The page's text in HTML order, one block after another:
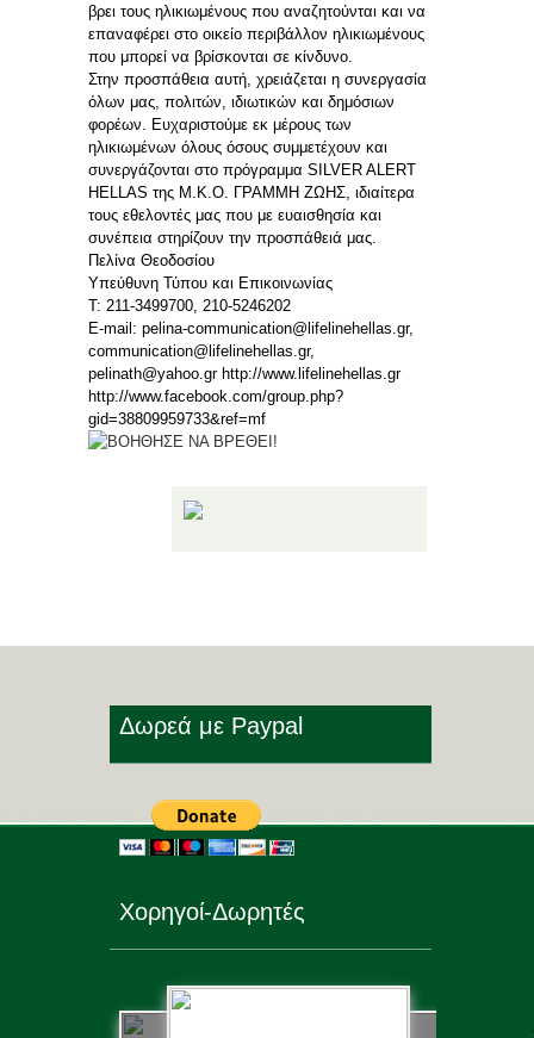
βρει τους ηλικιωμένους που αναζητούνται και να
επαναφέρει στο οικείο περιβάλλον ηλικιωμένους
που μπορεί να βρίσκονται σε κίνδυνο.
Στην προσπάθεια αυτή, χρειάζεται η συνεργασία
όλων μας, πολιτών, ιδιωτικών και δημόσιων
φορέων. Ευχαριστούμε εκ μέρους των
ηλικιωμένων όλους όσους συμμετέχουν και
συνεργάζονται στο πρόγραμμα SILVER ALERT
HELLAS της Μ.Κ.Ο. ΓΡΑΜΜΗ ΖΩΗΣ, ιδιαίτερα
τους εθελοντές μας που με ευαισθησία και
συνέπεια στηρίζουν την προσπάθειά μας.
Πελίνα Θεοδοσίου
Υπεύθυνη Τύπου και Επικοινωνίας
Τ: 211-3499700, 210-5246202
E-mail: pelina-communication@lifelinehellas.gr,
communication@lifelinehellas.gr,
pelinath@yahoo.gr http://www.lifelinehellas.gr
http://www.facebook.com/group.php?
gid=38809959733&ref=mf
Δωρεά με Paypal
Χορηγοί-Δωρητές